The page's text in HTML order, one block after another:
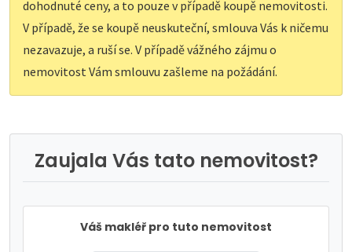
dohodnuté ceny, a to pouze v případě koupě nemovitosti.
V případě, že se koupě neuskuteční, smlouva Vás k ničemu
nezavazuje, a ruší se. V případě vážného zájmu o
nemovitost Vám smlouvu zašleme na požádání.
Zaujala Vás tato nemovitost?
Váš makléř pro tuto nemovitost